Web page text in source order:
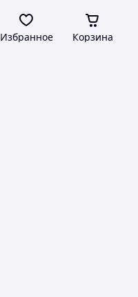
Избранное Корзина